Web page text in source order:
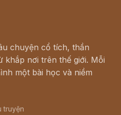
chuyện cổ tích, thần
khắp nơi trên thế giới. Mỗi
một bài học và niềm
truyện